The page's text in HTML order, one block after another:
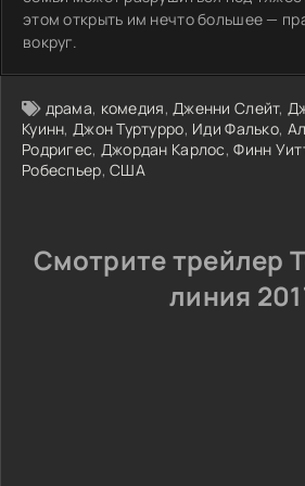
этом открыть им нечто большее —
вокруг.
драма, комедия,Дженни Слейт,
Куинн, Джон Туртурро, Иди Фалько,
Родригес, Джордан Карлос,Финн
Робеспьер,США
Смотрите трейлер
линия